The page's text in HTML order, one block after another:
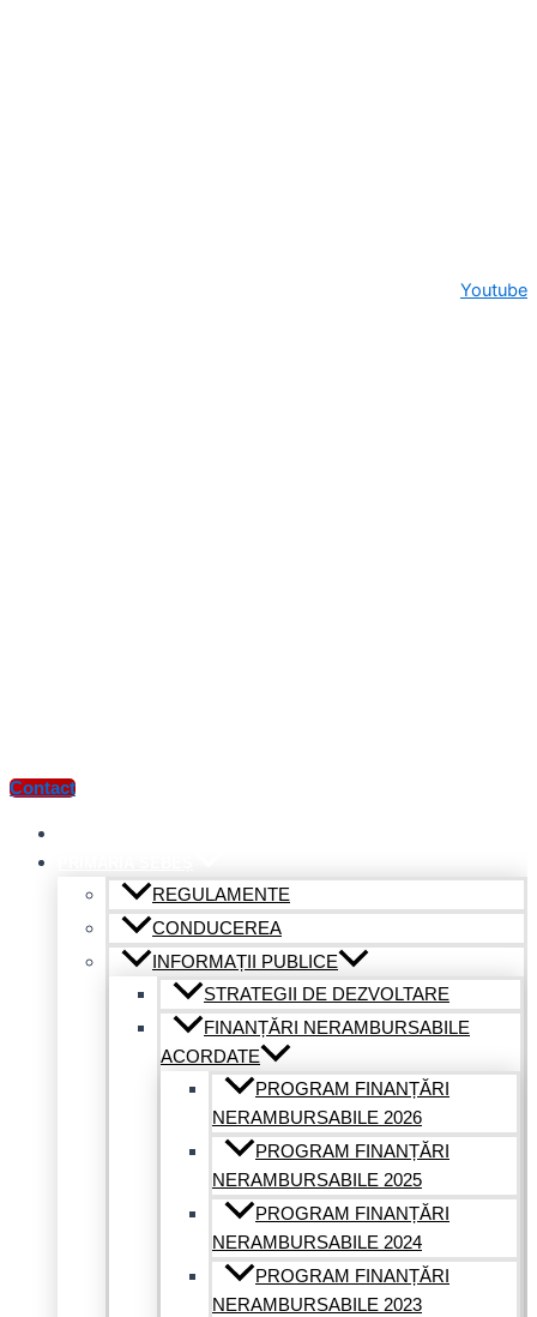
Youtube
Contact
REGULAMENTE
CONDUCEREA
INFORMAȚII PUBLICE
STRATEGII DE DEZVOLTARE
FINANȚĂRI NERAMBURSABILE
ACORDATE
PROGRAM FINANȚĂRI
NERAMBURSABILE 2026
PROGRAM FINANȚĂRI
NERAMBURSABILE 2025
PROGRAM FINANȚĂRI
NERAMBURSABILE 2024
PROGRAM FINANȚĂRI
NERAMBURSABILE 2023